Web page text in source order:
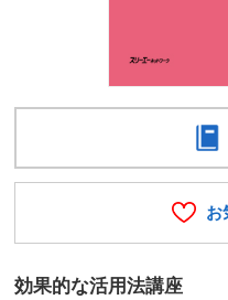
効果的な活用法講座
お